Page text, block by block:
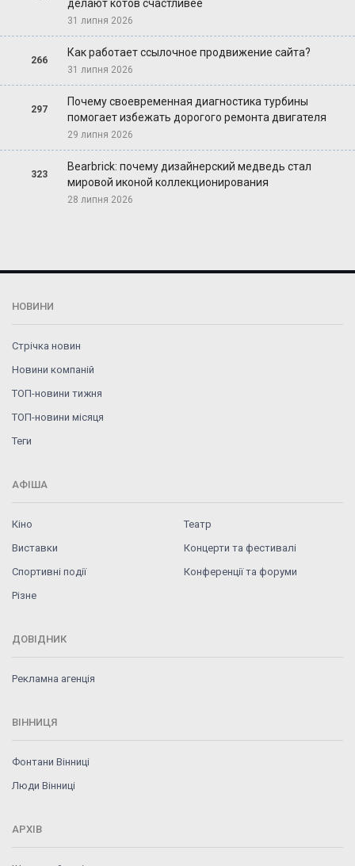
делают котов счастливее
31 липня 2026
266
Как работает ссылочное продвижение сайта?
31 липня 2026
297
Почему своевременная диагностика турбины
помогает избежать дорогого ремонта двигателя
29 липня 2026
323
Bearbrick: почему дизайнерский медведь стал
мировой иконой коллекционирования
28 липня 2026
НОВИНИ
Стрічка новин
Новини компаній
ТОП-новини тижня
ТОП-новини місяця
Теги
АФІША
Кіно
Театр
Виставки
Концерти та фестивалі
Спортивні події
Конференції та форуми
Різне
ДОВІДНИК
Рекламна агенція
ВІННИЦЯ
Фонтани Вінниці
Люди Вінниці
АРХІВ